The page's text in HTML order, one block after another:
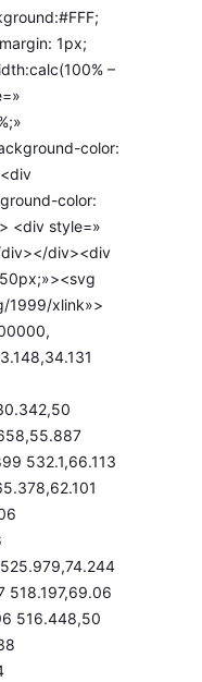
1px;
–
color:
color:
<div style=»
div><div
1999/xlink»>
532.1,66.113
518.197,69.06
516.448,50